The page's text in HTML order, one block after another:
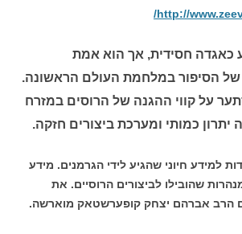
http://
כאגדה חסידית, אך הוא אמת
הסיפור במלחמת העולם הראשונה.
על קווי ההגנה של הרוסים במזרח
יתרון כמותי ומערכת ביצורים חזקה.
למידע חיוני שהגיע לידי הגרמנים. מידע
שהובילו לביצורים הרוסיים. את
הרב אברהם יצחק קופערשטאק מוארשה.